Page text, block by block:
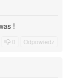
!
0 Odpowiedz